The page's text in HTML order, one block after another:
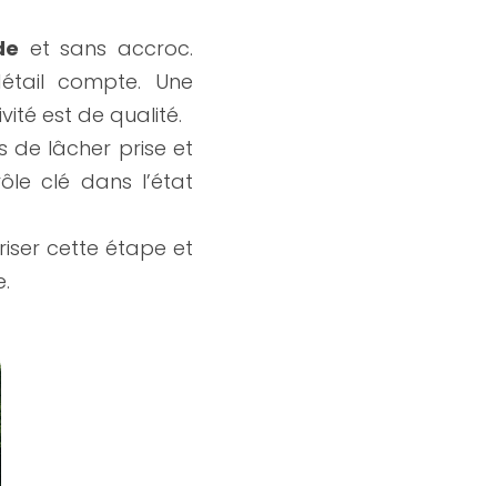
compte. Une
est de qualité.
de lâcher prise et
clé dans l’état
cette étape et